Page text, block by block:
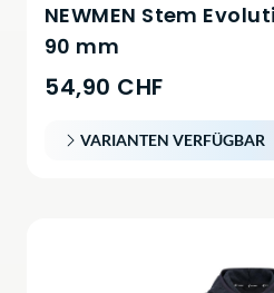
NEWMEN Stem
90 mm
54,90 CHF
VARIANTEN VERFÜGBAR